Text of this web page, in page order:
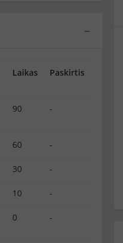
−
Laikas Paskirtis
90 -
60 -
30 -
10 -
0 -